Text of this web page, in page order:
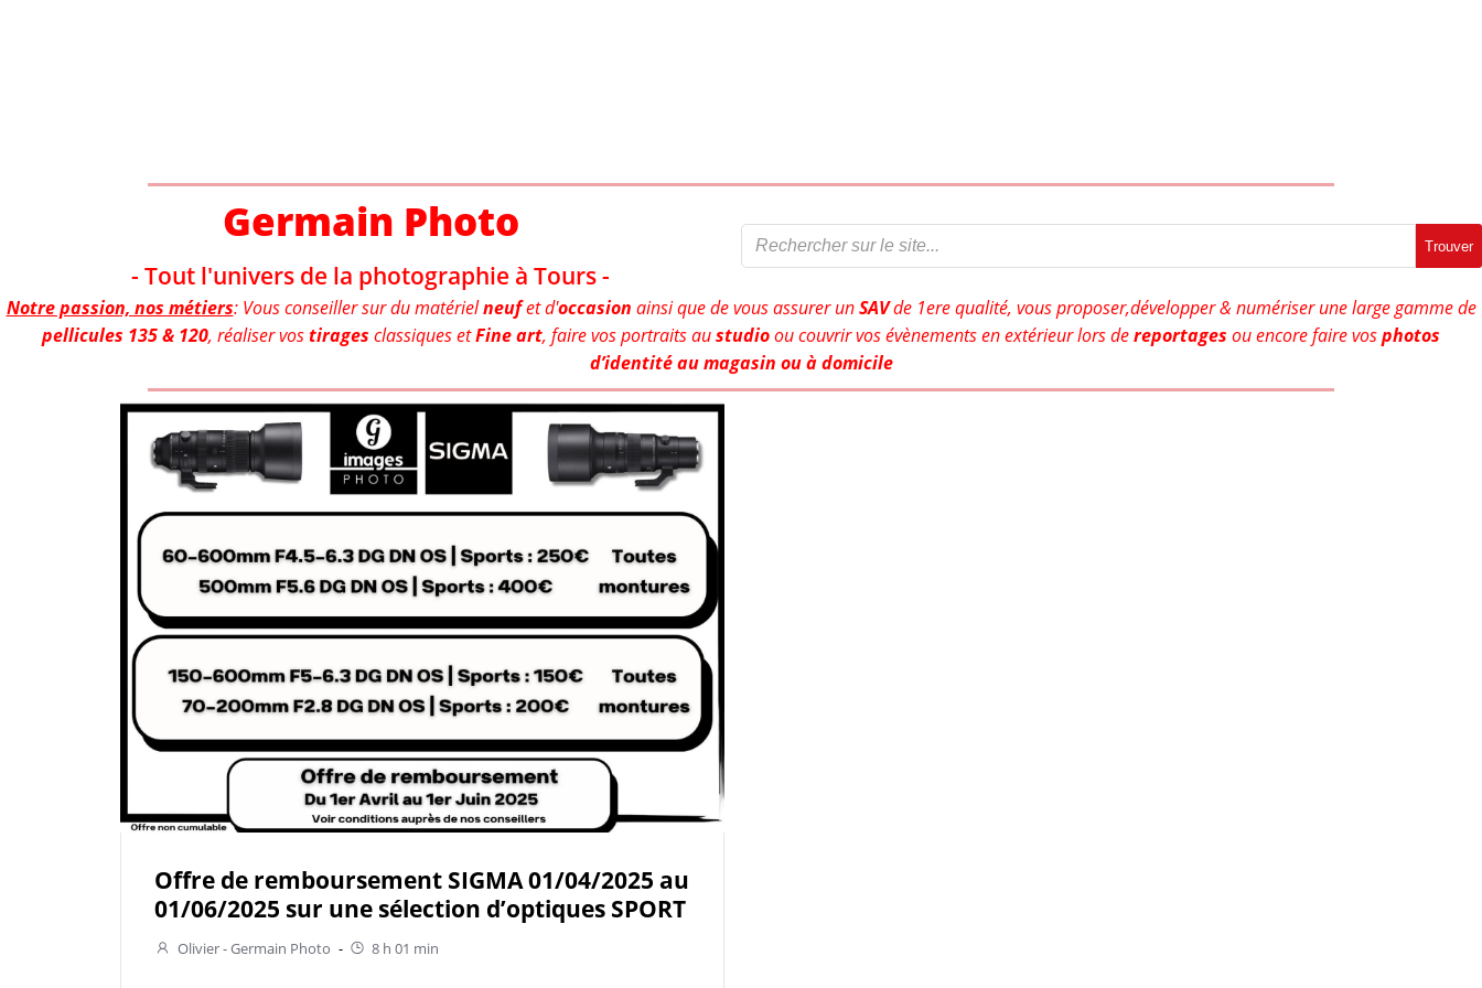
Germain Photo
- Tout l'univers de la photographie à Tours -
Trouver
Notre passion, nos métiers: Vous conseiller sur du matérielneuf et d'occasion ainsi que de vous assurer unSAVde 1ere qualité, vous proposer,développer & numériser une large gamme de
pellicules 135 & 120, réaliser vostirages classiques etFine art, faire vos portraits austudioou couvrir vos évènements en extérieur lors dereportages ou encore faire vosphotos
d’identité au magasin ou à domicile
Offre de remboursement SIGMA 01/04/2025 au
01/06/2025 sur une sélection d’optiques SPORT
Olivier - Germain Photo - 8 h 01 min